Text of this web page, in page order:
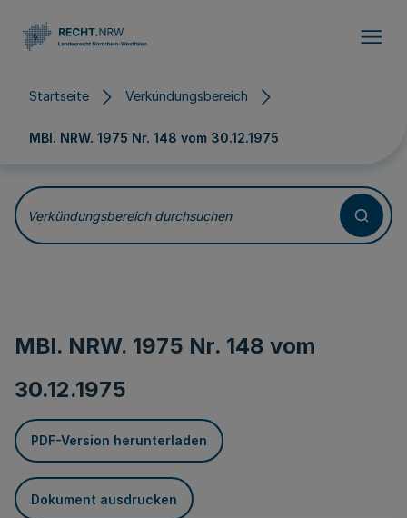
Startseite Verkündungsbereich
MBl. NRW. 1975 Nr. 148 vom 30.12.1975
Verkündungsbereich durchsuchen
MBl. NRW. 1975 Nr. 148 vom
30.12.1975
PDF-Version herunterladen
Dokument ausdrucken